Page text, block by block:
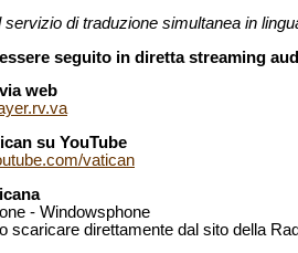
servizio di traduzione simultanea in
seguito in diretta streaming
web
su YouTube
vatican
- Windowsphone
scaricare direttamente dal sito della